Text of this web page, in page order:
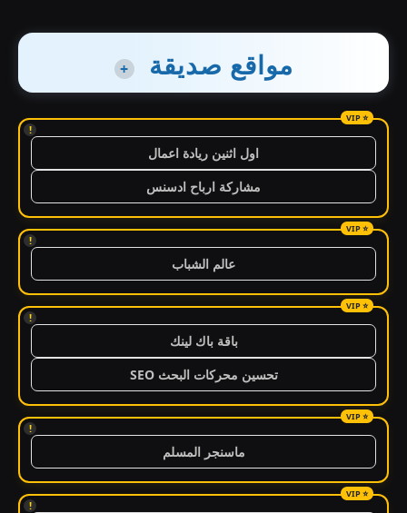
مواقع صديقة +
!
اول اثنين ريادة اعمال
مشاركة ارباح ادسنس
!
عالم الشباب
!
باقة باك لينك
تحسين محركات البحث SEO
!
ماسنجر المسلم
!